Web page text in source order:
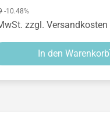
Preis:
-10.48%
zzgl. Versandkosten
In den Warenkorb